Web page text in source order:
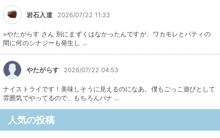
岩石入道 2026/07/22 11:33
>やたがらす さん 別にまずくはなかったんですが、ワカモレとパティの
間に何のシナジーも発生し ...
やたがらす 2026/07/22 04:53
ナイストライです！美味しそうに見えるのになあ。僕もごっこ遊びとして
雰囲気でやってるので、もちろんバナ ...
人気の投稿